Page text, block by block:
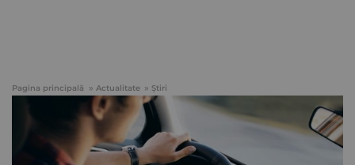
Pagina principală Actualitate Știri